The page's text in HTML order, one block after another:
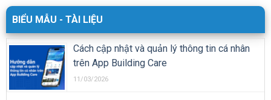
BIỂU MẪU - TÀI LIỆU
Cách cập nhật và quản lý thông tin cá nhân
trên App Building Care
11/03/2026